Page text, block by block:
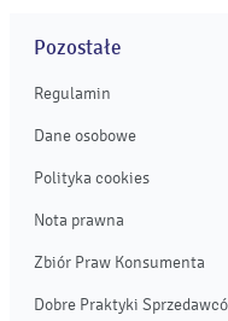
Pozostałe
Regulamin
Dane osobowe
Polityka cookies
Nota prawna
Zbiór Praw Konsumenta
Dobre Praktyki